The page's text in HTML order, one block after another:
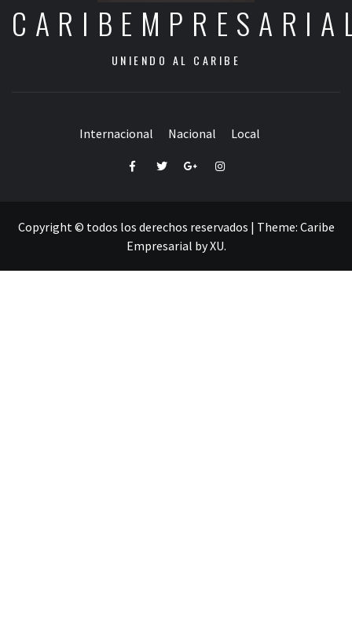
UNIENDO AL CARIBE
Internacional Nacional Local
FacebookTwitterGoogle+Instagram
Copyright © todos los derechos reservados | Theme: Caribe
Empresarial byXU.